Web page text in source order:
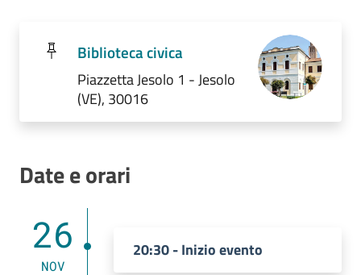
Biblioteca civica
Piazzetta Jesolo 1 - Jesolo
(VE), 30016
Date e orari
26
NOV
20:30 - Inizio evento